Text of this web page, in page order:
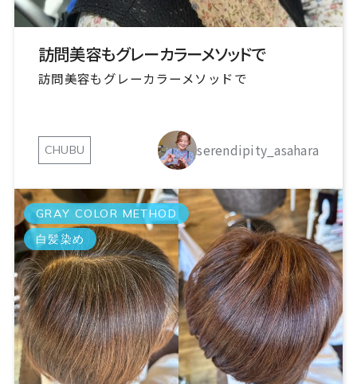
訪問美容もグレーカラーメソッドで
訪問美容もグレーカラーメソッドで
CHUBU serendipity_asahara
GRAY COLOR METHOD
白髪染め